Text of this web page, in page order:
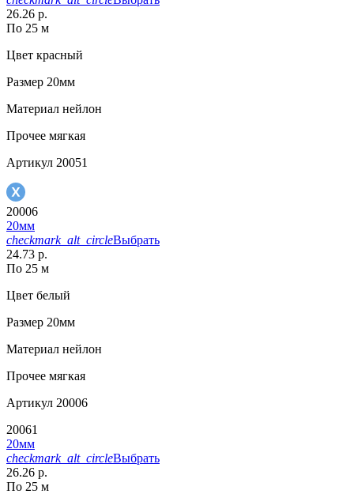
26.26 р.
По 25 м
Цвет красный
Размер 20мм
Материал нейлон
Прочее мягкая
Артикул 20051
20006
20мм
checkmark_alt_circleВыбрать
24.73 р.
По 25 м
Цвет белый
Размер 20мм
Материал нейлон
Прочее мягкая
Артикул 20006
20061
20мм
checkmark_alt_circleВыбрать
26.26 р.
По 25 м